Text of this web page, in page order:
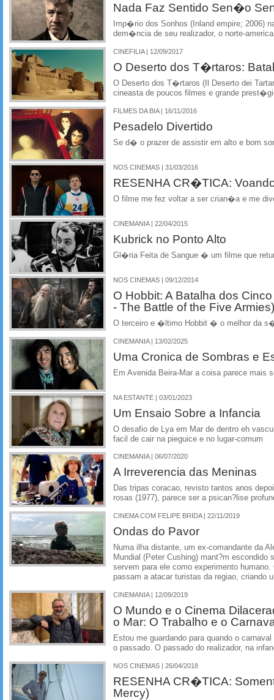
Nada Faz Sentido Sen�o
Imp�rio dos Sonhos (Inland empire; 2006)
dem�ncia de seu realizador, o norte-
CINEFILIA | 12/09/2017
O Deserto dos T�rtaros:
O Deserto dos T�rtaros (Il Deserto dei
cineasta de poucos filmes e grande
FILMES DA BIA | 16/11/2016
Pesadelo Divertido
Se d� o prazer de assistir em alto e bom
NOS CINEMAS | 31/03/2016
RESENHA CR�TICA:
O filme me fez voltar a ser crian�a e me
CINEMANIA | 22/04/2015
Kubrick no Ponto Alto
Gl�ria Feita de Sangue � um filme que
NOS CINEMAS | 09/12/2014
O Hobbit: A Batalha dos
- The Battle of the Five Armies)
O terceiro e �ltimo Hobbit � o melhor da
CINEMANIA | 13/02/2025
Uma Cronica de Sombras e
Em Avenida Beira-Mar a coisa parece mais
NA ESTANTE | 03/01/2023
Um Ensaio Sobre a Infancia
O desafio de Lya em Mar de dentro eh
facil de cair na pieguice e no lugar-comum
CINEMANIA | 06/07/2020
A Irreverencia das Meninas
Das tripas coracao, revisto tantos anos
rosas (1977), parece ser a psican?lise
CINEMA COM FELIPE BRIDA | 22/11/2019
Ondas do Pavor
Numa ilha distante, um ex-comandante da
Mundial (Peter Cushing) mant?m escondido
servem para ele como experimento
passam a atacar turistas da regiao, criando
CINEMANIA | 12/09/2019
O Mundo e o Cinema
o Mar: O Trabalho e o
Estou me guardando para quando o
o passado. O passado do realizador, na
NOS CINEMAS | 26/04/2018
RESENHA CR�TICA:
Mercy)